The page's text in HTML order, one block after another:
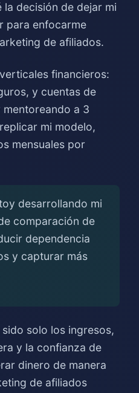
decisión de dejar mi
para enfocarme
de afiliados.
financieros:
y cuentas de
a 3
mi modelo,
mensuales por
desarrollando mi
comparación de
dependencia
y capturar más
solo los ingresos,
y la confianza de
dinero de manera
de afiliados